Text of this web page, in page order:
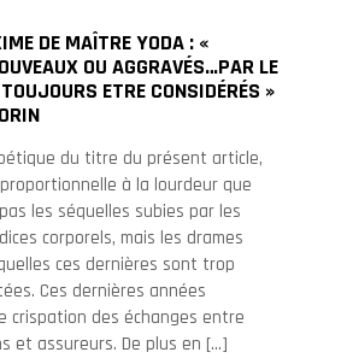
DE MAÎTRE YODA : «
OU AGGRAVÉS…PAR LE
ETRE CONSIDÉRÉS »
du titre du présent article,
à la lourdeur que
les séquelles subies par les
corporels, mais les drames
ces dernières sont trop
Ces dernières années
crispation des échanges entre
et assureurs. De plus en […]